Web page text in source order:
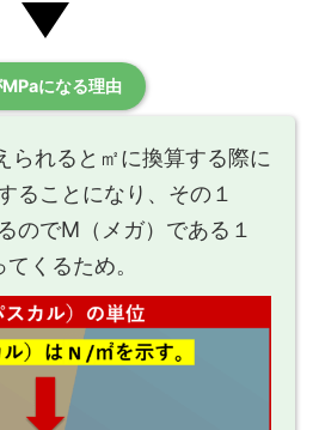
になる理由
られると㎡に換算する際に
ることになり、その１
のでM（メガ）である１
くるため。